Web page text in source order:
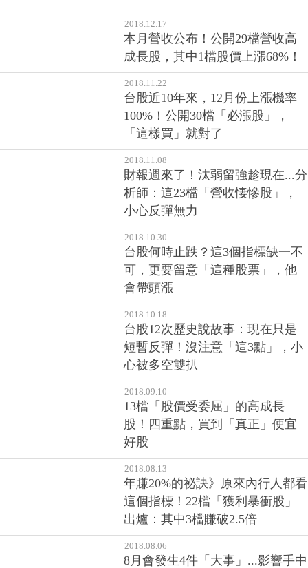
2018.12.17
本月營收公布！公開29檔營收高
成長股，其中1檔股價上漲68%！
2018.11.22
台股近10年來，12月份上漲機率
100%！公開30檔「必漲股」，
「這樣買」就對了
2018.11.08
財報週來了！汰弱留強趁現在...分
析師：這23檔「營收悽慘股」，
小心反彈無力
2018.10.30
台股何時止跌？這3個指標缺一不
可，更要留意「這種股票」，他
會帶頭漲
2018.10.18
台股12次歷史說故事：現在只是
短暫反彈！沒注意「這3點」，小
心被多空雙扒
2018.09.10
13檔「股價受委屈」的高成長
股！四重點，買到「真正」便宜
好股
2018.08.13
年賺20%的祕訣》原來內行人都看
這個指標！22檔「獲利暴衝股」
出爐：其中3檔賺破2.5倍
2018.08.06
8月會發生4件「大事」...影響手中